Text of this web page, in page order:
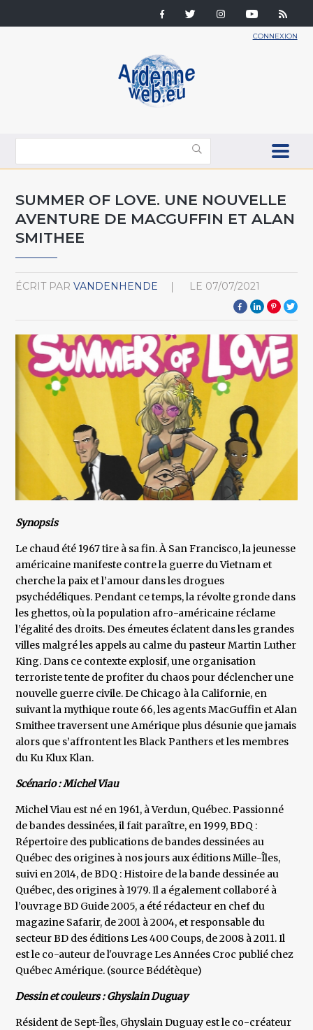
CONNEXION
SUMMER OF LOVE. UNE NOUVELLE
AVENTURE DE MACGUFFIN ET ALAN
SMITHEE
ÉCRIT PAR VANDENHENDE LE 07/07/2021
Synopsis
Le chaud été 1967 tire à sa fin. À San Francisco, la jeunesse
américaine manifeste contre la guerre du Vietnam et
cherche la paix et l’amour dans les drogues
psychédéliques. Pendant ce temps, la révolte gronde dans
les ghettos, où la population afro-américaine réclame
l’égalité des droits. Des émeutes éclatent dans les grandes
villes malgré les appels au calme du pasteur Martin Luther
King. Dans ce contexte explosif, une organisation
terroriste tente de profiter du chaos pour déclencher une
nouvelle guerre civile. De Chicago à la Californie, en
suivant la mythique route 66, les agents MacGuffin et Alan
Smithee traversent une Amérique plus désunie que jamais
alors que s’affrontent les Black Panthers et les membres
du Ku Klux Klan.
Scénario : Michel Viau
Michel Viau est né en 1961, à Verdun, Québec. Passionné
de bandes dessinées, il fait paraître, en 1999, BDQ :
Répertoire des publications de bandes dessinées au
Québec des origines à nos jours aux éditions Mille-Îles,
suivi en 2014, de BDQ : Histoire de la bande dessinée au
Québec, des origines à 1979. Il a également collaboré à
l’ouvrage BD Guide 2005, a été rédacteur en chef du
magazine Safarir, de 2001 à 2004, et responsable du
secteur BD des éditions Les 400 Coups, de 2008 à 2011. Il
est le co-auteur de l'ouvrage Les Années Croc publié chez
Québec Amérique. (source Bédétèque)
Dessin et couleurs : Ghyslain Duguay
Résident de Sept-Îles, Ghyslain Duguay est le co-créateur